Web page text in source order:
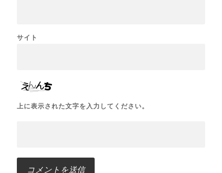
サイト
上に表示された文字を入力してください。